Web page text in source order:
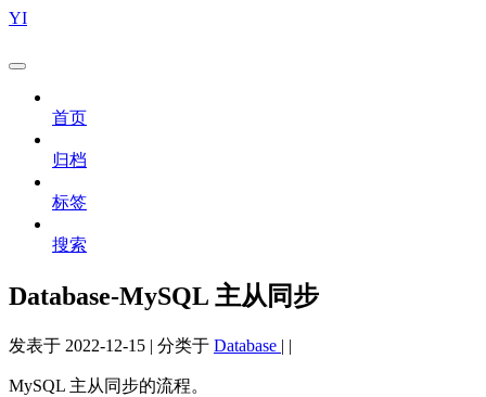
YI
首页
归档
标签
搜索
Database-MySQL 主从同步
发表于 2022-12-15 | 分类于 Database | |
MySQL 主从同步的流程。